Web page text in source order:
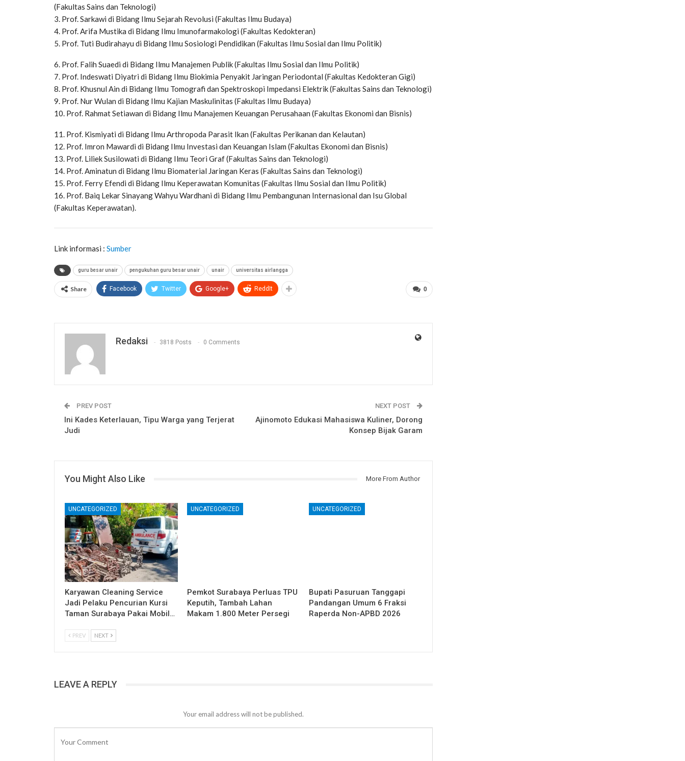
(Fakultas Sains dan Teknologi)
3. Prof. Sarkawi di Bidang Ilmu Sejarah Revolusi (Fakultas Ilmu Budaya)
4. Prof. Arifa Mustika di Bidang Ilmu Imunofarmakologi (Fakultas Kedokteran)
5. Prof. Tuti Budirahayu di Bidang Ilmu Sosiologi Pendidikan (Fakultas Ilmu Sosial dan Ilmu Politik)
6. Prof. Falih Suaedi di Bidang Ilmu Manajemen Publik (Fakultas Ilmu Sosial dan Ilmu Politik)
7. Prof. Indeswati Diyatri di Bidang Ilmu Biokimia Penyakit Jaringan Periodontal (Fakultas Kedokteran Gigi)
8. Prof. Khusnul Ain di Bidang Ilmu Tomografi dan Spektroskopi Impedansi Elektrik (Fakultas Sains dan Teknologi)
9. Prof. Nur Wulan di Bidang Ilmu Kajian Maskulinitas (Fakultas Ilmu Budaya)
10. Prof. Rahmat Setiawan di Bidang Ilmu Manajemen Keuangan Perusahaan (Fakultas Ekonomi dan Bisnis)
11. Prof. Kismiyati di Bidang Ilmu Arthropoda Parasit Ikan (Fakultas Perikanan dan Kelautan)
12. Prof. Imron Mawardi di Bidang Ilmu Investasi dan Keuangan Islam (Fakultas Ekonomi dan Bisnis)
13. Prof. Liliek Susilowati di Bidang Ilmu Teori Graf (Fakultas Sains dan Teknologi)
14. Prof. Aminatun di Bidang Ilmu Biomaterial Jaringan Keras (Fakultas Sains dan Teknologi)
15. Prof. Ferry Efendi di Bidang Ilmu Keperawatan Komunitas (Fakultas Ilmu Sosial dan Ilmu Politik)
16. Prof. Baiq Lekar Sinayang Wahyu Wardhani di Bidang Ilmu Pembangunan Internasional dan Isu Global
(Fakultas Keperawatan).
Link informasi : Sumber
guru besar unair pengukuhan guru besar unair unair universitas airlangga
0
Share Facebook Twitter Google+ ReddIt
Redaksi 3818 Posts 0 Comments
PREV POST
Ini Kades Keterlauan, Tipu Warga yang Terjerat
Judi
NEXT POST
Ajinomoto Edukasi Mahasiswa Kuliner, Dorong
Konsep Bijak Garam
You Might Also Like More From Author
UNCATEGORIZED
Karyawan Cleaning Service
Jadi Pelaku Pencurian Kursi
Taman Surabaya Pakai Mobil…
UNCATEGORIZED
Pemkot Surabaya Perluas TPU
Keputih, Tambah Lahan
Makam 1.800 Meter Persegi
UNCATEGORIZED
Bupati Pasuruan Tanggapi
Pandangan Umum 6 Fraksi
Raperda Non-APBD 2026
PREV NEXT
LEAVE A REPLY
Your email address will not be published.